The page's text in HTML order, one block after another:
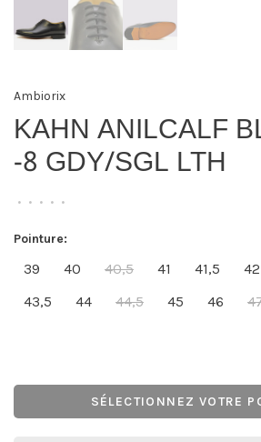
Ambiorix
KAHN ANILCALF
-8 GDY/SGL LTH
• • • • •
Pointure:
39 40 40,5 41 41,5 42
43,5
44 44,5 45 46
SÉLECTIONNEZ VOTRE